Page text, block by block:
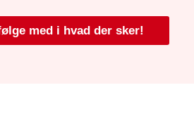
med i hvad der sker!